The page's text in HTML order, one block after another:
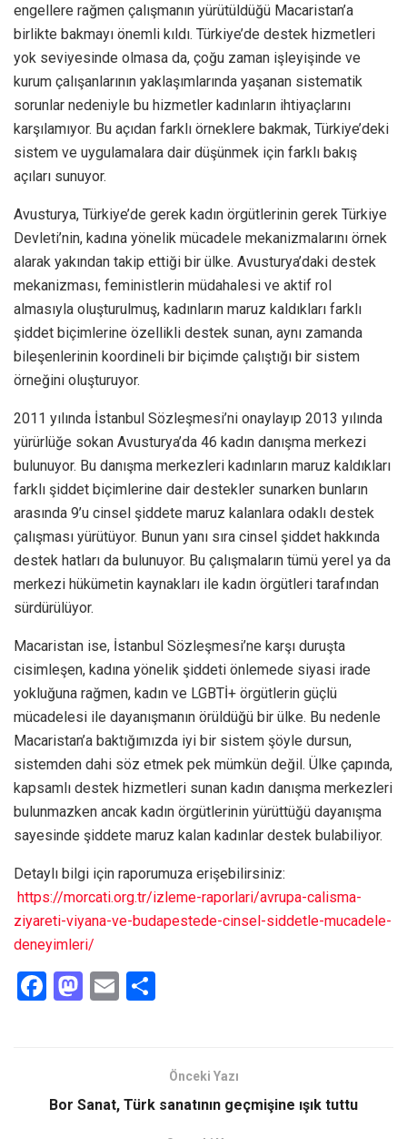
engellere rağmen çalışmanın yürütüldüğü Macaristan’a
birlikte bakmayı önemli kıldı. Türkiye’de destek hizmetleri
yok seviyesinde olmasa da, çoğu zaman işleyişinde ve
kurum çalışanlarının yaklaşımlarında yaşanan sistematik
sorunlar nedeniyle bu hizmetler kadınların ihtiyaçlarını
karşılamıyor. Bu açıdan farklı örneklere bakmak, Türkiye’deki
sistem ve uygulamalara dair düşünmek için farklı bakış
açıları sunuyor.
Avusturya, Türkiye’de gerek kadın örgütlerinin gerek Türkiye
Devleti’nin, kadına yönelik mücadele mekanizmalarını örnek
alarak yakından takip ettiği bir ülke. Avusturya’daki destek
mekanizması, feministlerin müdahalesi ve aktif rol
almasıyla oluşturulmuş, kadınların maruz kaldıkları farklı
şiddet biçimlerine özellikli destek sunan, aynı zamanda
bileşenlerinin koordineli bir biçimde çalıştığı bir sistem
örneğini oluşturuyor.
2011 yılında İstanbul Sözleşmesi’ni onaylayıp 2013 yılında
yürürlüğe sokan Avusturya’da 46 kadın danışma merkezi
bulunuyor. Bu danışma merkezleri kadınların maruz kaldıkları
farklı şiddet biçimlerine dair destekler sunarken bunların
arasında 9’u cinsel şiddete maruz kalanlara odaklı destek
çalışması yürütüyor. Bunun yanı sıra cinsel şiddet hakkında
destek hatları da bulunuyor. Bu çalışmaların tümü yerel ya da
merkezi hükümetin kaynakları ile kadın örgütleri tarafından
sürdürülüyor.
Macaristan ise, İstanbul Sözleşmesi’ne karşı duruşta
cisimleşen, kadına yönelik şiddeti önlemede siyasi irade
yokluğuna rağmen, kadın ve LGBTİ+ örgütlerin güçlü
mücadelesi ile dayanışmanın örüldüğü bir ülke. Bu nedenle
Macaristan’a baktığımızda iyi bir sistem şöyle dursun,
sistemden dahi söz etmek pek mümkün değil. Ülke çapında,
kapsamlı destek hizmetleri sunan kadın danışma merkezleri
bulunmazken ancak kadın örgütlerinin yürüttüğü dayanışma
sayesinde şiddete maruz kalan kadınlar destek bulabiliyor.
Detaylı bilgi için raporumuza erişebilirsiniz:
https://morcati.org.tr/izleme-raporlari/avrupa-calisma-
ziyareti-viyana-ve-budapestede-cinsel-siddetle-mucadele-
deneyimleri/
F
o
M
d
E
Önceki Yazı
Bor Sanat, Türk sanatının geçmişine ışık tuttu